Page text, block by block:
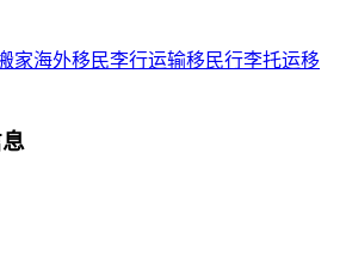
家海外移民李行运输移民行李托运移